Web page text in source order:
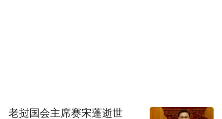
老挝国会主席赛宋蓬逝世